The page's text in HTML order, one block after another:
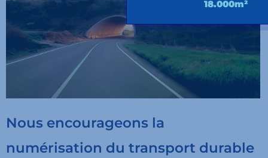
Nous encourageons la
numérisation du transport durable
18.000m²